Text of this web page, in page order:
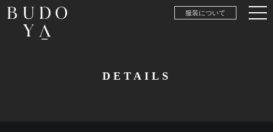
服装について
DETAILS